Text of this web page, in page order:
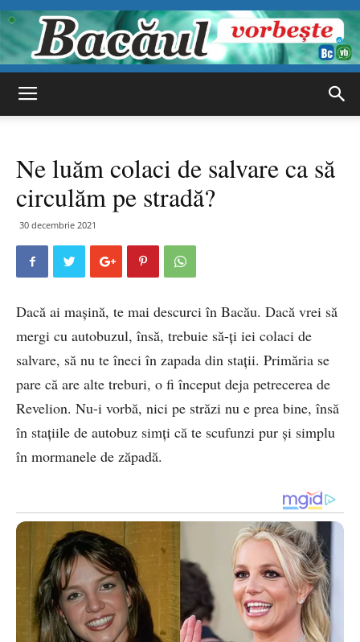
vorbește
Ne luăm colaci de salvare ca să
circulăm pe stradă?
30 decembrie 2021
Dacă ai mașină, te mai descurci în Bacău. Dacă vrei să
mergi cu autobuzul, însă, trebuie să-ți iei colaci de
salvare, să nu te îneci în zapada din stații. Primăria se
pare că are alte treburi, o fi început deja petrecerea de
Revelion. Nu-i vorbă, nici pe străzi nu e prea bine, însă
în stațiile de autobuz simți că te scufunzi pur și simplu
în mormanele de zăpadă.